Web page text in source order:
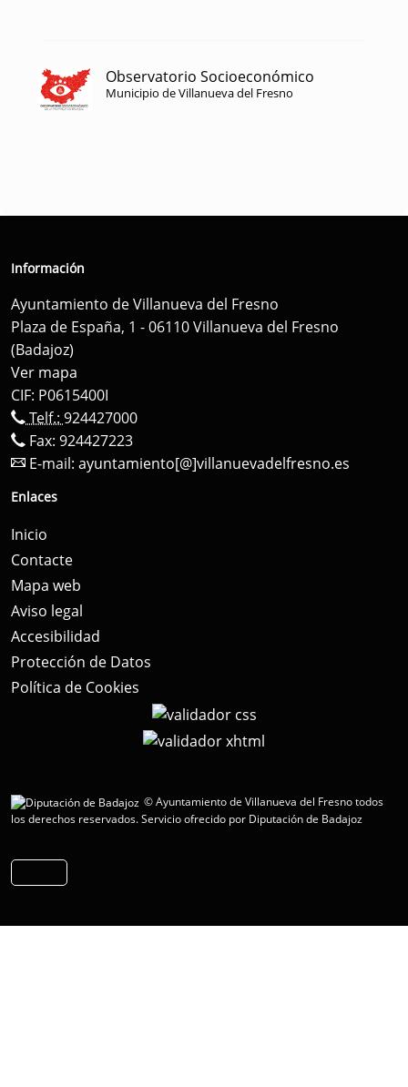
Observatorio Socioeconómico
Municipio de Villanueva del Fresno
Información
Ayuntamiento de Villanueva del Fresno
Plaza de España, 1 - 06110 Villanueva del Fresno
(Badajoz)
Ver mapa
CIF: P0615400I
Telf.: 924427000
Fax: 924427223
E-mail: ayuntamiento[@]villanuevadelfresno.es
Enlaces
Inicio
Contacte
Mapa web
Aviso legal
Accesibilidad
Protección de Datos
Política de Cookies
© Ayuntamiento de Villanueva del Fresno todos
los derechos reservados.Servicio ofrecido por Diputación de Badajoz